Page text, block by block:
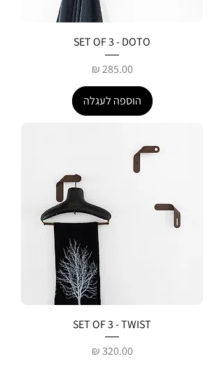
SET OF 3 - DOTO
מחיר
הוספה לעגלה
SET OF 3 - TWIST
מחיר